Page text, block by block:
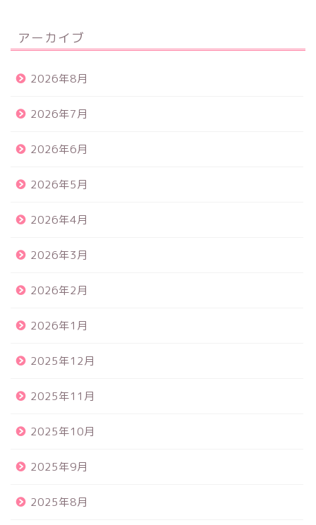
アーカイブ
2026年8月
2026年7月
2026年6月
2026年5月
2026年4月
2026年3月
2026年2月
2026年1月
2025年12月
2025年11月
2025年10月
2025年9月
2025年8月